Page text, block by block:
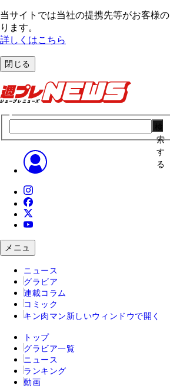
当サイトでは当社の提携先等がお客様
ります。
詳しくはこちら
閉じる
索
す
る
メニュ
ニュース
グラビア
連載コラム
コミック
キン肉マン 新しいウィンドウで開く
トップ
グラビア一覧
ニュース
ランキング
動画